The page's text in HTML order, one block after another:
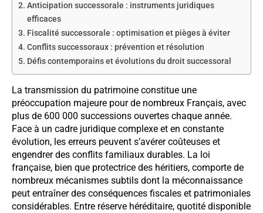
Anticipation successorale : instruments juridiques
efficaces
Fiscalité successorale : optimisation et pièges à éviter
Conflits successoraux : prévention et résolution
Défis contemporains et évolutions du droit successoral
La transmission du patrimoine constitue une
préoccupation majeure pour de nombreux Français, avec
plus de 600 000 successions ouvertes chaque année.
Face à un cadre juridique complexe et en constante
évolution, les erreurs peuvent s’avérer coûteuses et
engendrer des conflits familiaux durables. La loi
française, bien que protectrice des héritiers, comporte de
nombreux mécanismes subtils dont la méconnaissance
peut entraîner des conséquences fiscales et patrimoniales
considérables. Entre réserve héréditaire, quotité disponible